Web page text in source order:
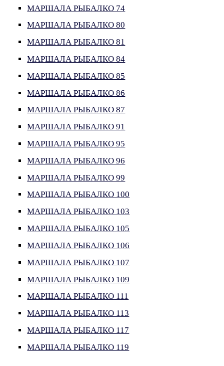
МАРШАЛА РЫБАЛКО 74
МАРШАЛА РЫБАЛКО 80
МАРШАЛА РЫБАЛКО 81
МАРШАЛА РЫБАЛКО 84
МАРШАЛА РЫБАЛКО 85
МАРШАЛА РЫБАЛКО 86
МАРШАЛА РЫБАЛКО 87
МАРШАЛА РЫБАЛКО 91
МАРШАЛА РЫБАЛКО 95
МАРШАЛА РЫБАЛКО 96
МАРШАЛА РЫБАЛКО 99
МАРШАЛА РЫБАЛКО 100
МАРШАЛА РЫБАЛКО 103
МАРШАЛА РЫБАЛКО 105
МАРШАЛА РЫБАЛКО 106
МАРШАЛА РЫБАЛКО 107
МАРШАЛА РЫБАЛКО 109
МАРШАЛА РЫБАЛКО 111
МАРШАЛА РЫБАЛКО 113
МАРШАЛА РЫБАЛКО 117
МАРШАЛА РЫБАЛКО 119